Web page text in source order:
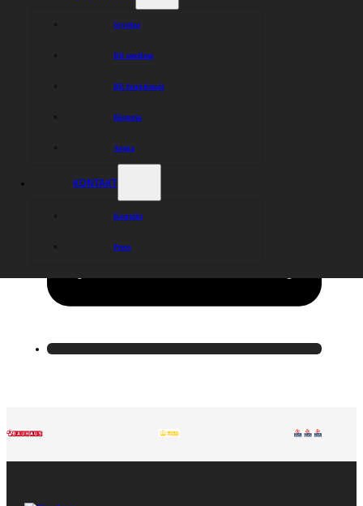
Styrelse
Bli medlem
Bli funktionär
Historia
Arena
KONTAKT
Kontakt
Press